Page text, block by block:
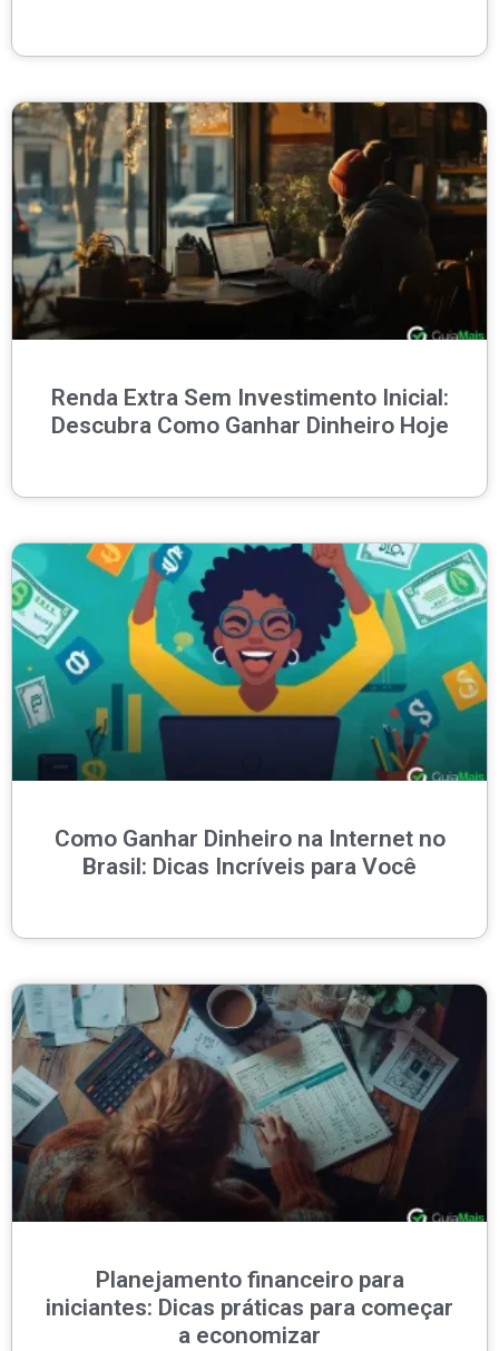
Renda Extra Sem Investimento Inicial:
Descubra Como Ganhar Dinheiro Hoje
Como Ganhar Dinheiro na Internet no
Brasil: Dicas Incríveis para Você
Planejamento financeiro para
iniciantes: Dicas práticas para começar
a economizar